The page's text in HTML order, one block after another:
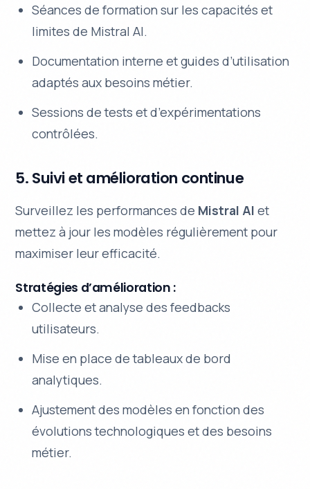
Séances de formation sur les capacités et
limites de Mistral AI.
Documentation interne et guides d’utilisation
adaptés aux besoins métier.
Sessions de tests et d’expérimentations
contrôlées.
5. Suivi et amélioration continue
Surveillez les performances de Mistral AI et
mettez à jour les modèles régulièrement pour
maximiser leur efficacité.
Stratégies d’amélioration :
Collecte et analyse des feedbacks
utilisateurs.
Mise en place de tableaux de bord
analytiques.
Ajustement des modèles en fonction des
évolutions technologiques et des besoins
métier.